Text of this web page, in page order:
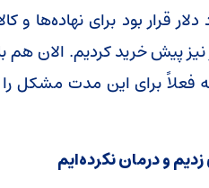
فعلاً برای این مدت مشکل
و درمان نکرده‌ایم